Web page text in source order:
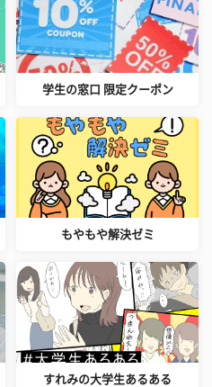
学生の窓口 限定クーポン
もやもや解決ゼミ
すれみの大学生あるある